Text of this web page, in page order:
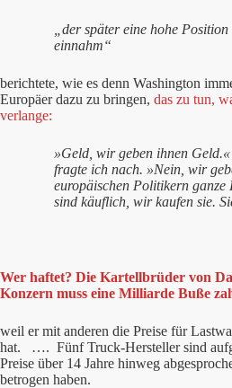
„der später eine hohe
einnahm“
berichtete, wie es denn Washington
Europäer dazu zu bringen, das zu tun,
verlange:
»Geld, wir geben ihnen
fragte ich nach. »Nein, wir
europäischen Politikern
sind käuflich, wir kaufen sie.
Wer haftet? Die Kartellbrüder von
Konzern muss eine Milliarde Buße
weil er mit anderen die Preise für
hat. …. Fünf Truck-Hersteller sind
Preise über 14 Jahre hinweg
betrogen haben.